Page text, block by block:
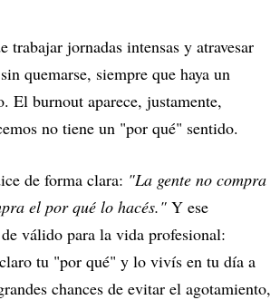
trabajar jornadas intensas y atravesar
quemarse, siempre que haya un
El burnout aparece, justamente,
no tiene un "por qué" sentido.
de forma clara: "La gente no compra
el por qué lo hacés." Y ese
válido para la vida profesional:
tu "por qué" y lo vivís en tu día a
chances de evitar el agotamiento,